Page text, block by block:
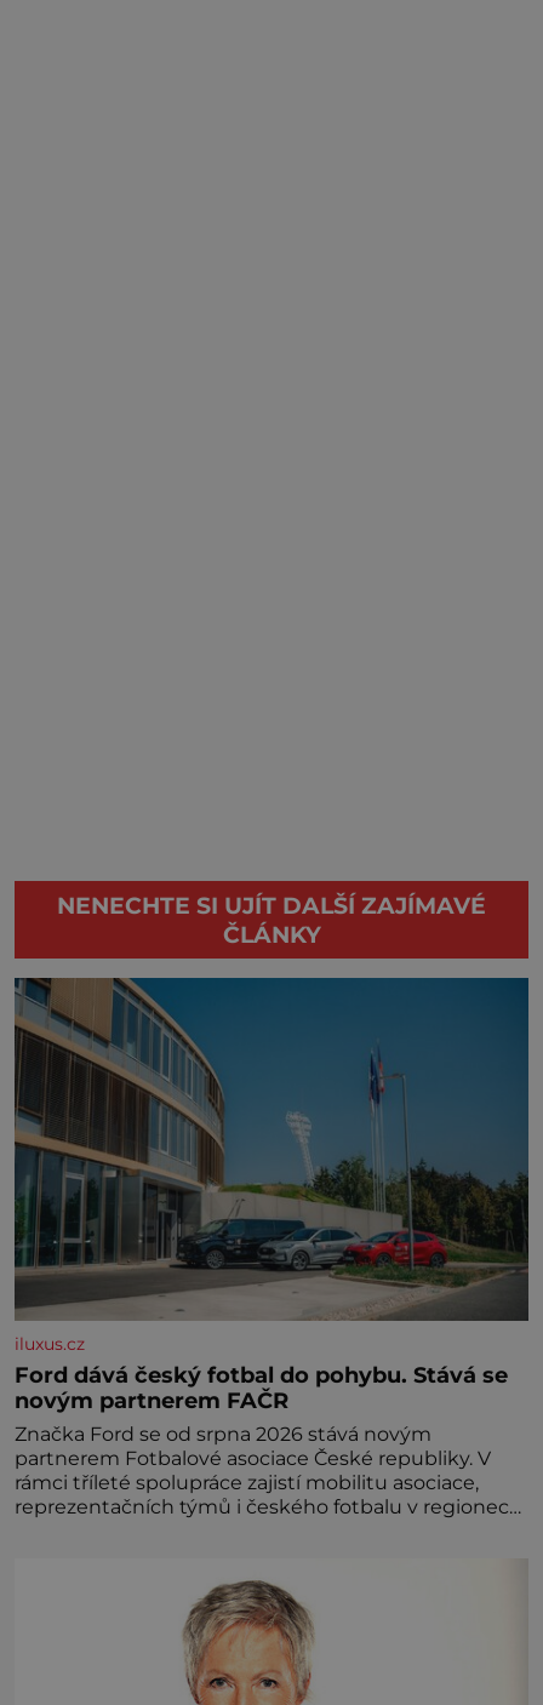
NENECHTE SI UJÍT DALŠÍ ZAJÍMAVÉ
ČLÁNKY
iluxus.cz
Ford dává český fotbal do pohybu. Stává se
novým partnerem FAČR
Značka Ford se od srpna 2026 stává novým
partnerem Fotbalové asociace České republiky. V
rámci tříleté spolupráce zajistí mobilitu asociace,
reprezentačních týmů i českého fotbalu v regionech.